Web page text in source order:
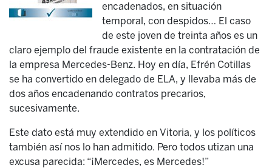
encadenados, en situación
temporal, con despidos… El caso
de este joven de treinta años es un
claro ejemplo del fraude existente en la contratación de
la empresa Mercedes-Benz. Hoy en día, Efrén Cotillas
se ha convertido en delegado de ELA, y llevaba más de
dos años encadenando contratos precarios,
sucesivamente.
Este dato está muy extendido en Vitoria, y los políticos
también así nos lo han admitido. Pero todos utizan una
excusa parecida: “¡Mercedes, es Mercedes!”